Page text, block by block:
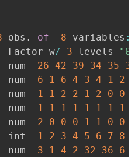
obs . of 8 variables :
Factor w/ 3 levels
num 26 42 39 34 35
36
num 6 1 6 4 3 4 1 2
num 1 1 2 2 1 2 0 0
num 1 1 1 1 1 1 1 1
num 2 0 0 0 1 1 0 0
int 1 2 3 4 5 6 7 8
num 3 1 4 2 32 36 6